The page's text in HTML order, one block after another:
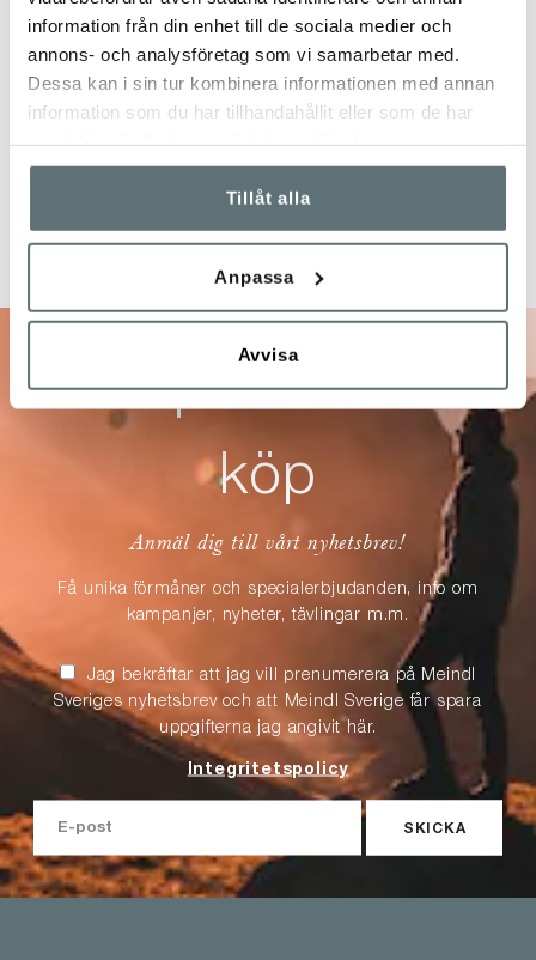
information från din enhet till de sociala medier och
annons- och analysföretag som vi samarbetar med.
Dessa kan i sin tur kombinera informationen med annan
information som du har tillhandahållit eller som de har
Tillåt alla
Anpassa
Avvisa
10% på ditt nästa
köp
Anmäl dig till vårt nyhetsbrev!
Få unika förmåner och specialerbjudanden, info om
kampanjer, nyheter, tävlingar m.m.
Jag bekräftar att jag vill prenumerera på Meindl
Sveriges nyhetsbrev och att Meindl Sverige får spara
uppgifterna jag angivit här.
Integritetspolicy
SKICKA